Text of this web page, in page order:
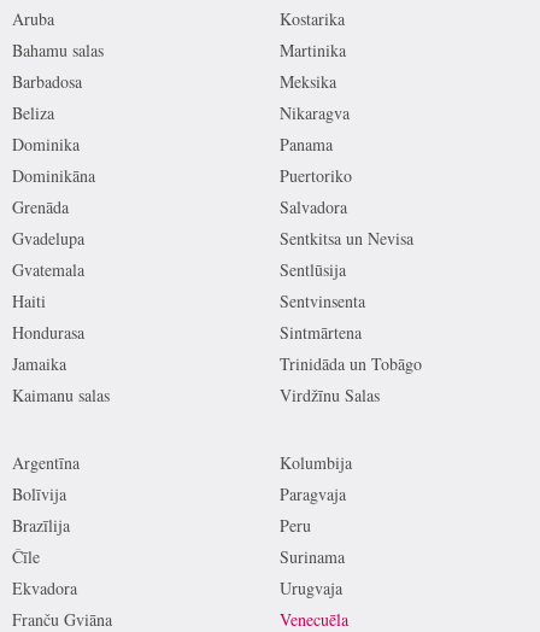
Aruba
Bahamu salas
Barbadosa
Beliza
Dominika
Dominikāna
Grenāda
Gvadelupa
Gvatemala
Haiti
Hondurasa
Jamaika
Kaimanu salas
Kostarika
Martinika
Meksika
Nikaragva
Panama
Puertoriko
Salvadora
Sentkitsa un Nevisa
Sentlūsija
Sentvinsenta
Sintmārtena
Trinidāda un Tobāgo
Virdžīnu Salas
Argentīna
Bolīvija
Brazīlija
Čīle
Ekvadora
Franču Gviāna
Kolumbija
Paragvaja
Peru
Surinama
Urugvaja
Venecuēla